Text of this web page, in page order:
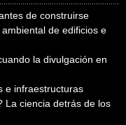
de construirse
de edificios e
la divulgación en
e infraestructuras
La ciencia detrás de los